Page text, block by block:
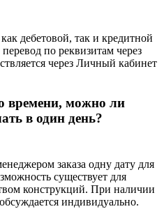
дебетовой, так и кредитной
по реквизитам через
через Личный кабинет
времени, можно ли
в один день?
заказа одну дату для
существует для
конструкций. При наличии
индивидуально.